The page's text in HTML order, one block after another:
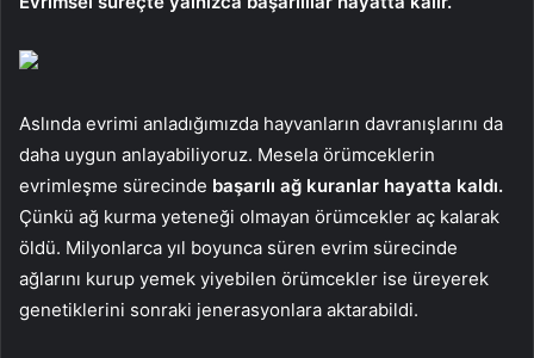
Aslında evrimi anladığımızda hayvanların davranışlarını da
daha uygun anlayabiliyoruz. Mesela örümceklerin
evrimleşme sürecinde başarılı ağ kuranlar hayatta kaldı.
Çünkü ağ kurma yeteneği olmayan örümcekler aç kalarak
öldü. Milyonlarca yıl boyunca süren evrim sürecinde
ağlarını kurup yemek yiyebilen örümcekler ise üreyerek
genetiklerini sonraki jenerasyonlara aktarabildi.